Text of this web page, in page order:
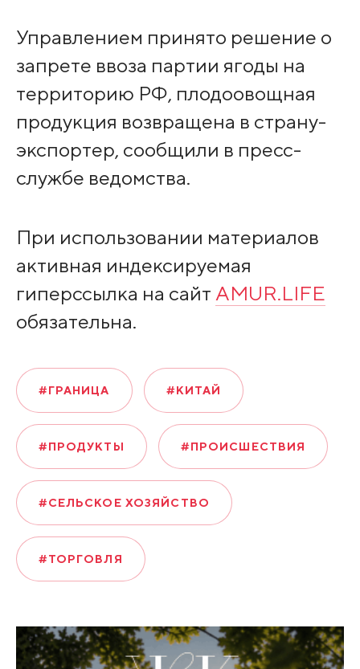
Управлением принято решение о
запрете ввоза партии ягоды на
территорию РФ, плодоовощная
продукция возвращена в страну-
экспортер, сообщили в пресс-
службе ведомства.
При использовании материалов
активная индексируемая
гиперссылка на сайт AMUR.LIFE
обязательна.
#ГРАНИЦА #КИТАЙ
#ПРОДУКТЫ #ПРОИСШЕСТВИЯ
#СЕЛЬСКОЕ ХОЗЯЙСТВО
#ТОРГОВЛЯ